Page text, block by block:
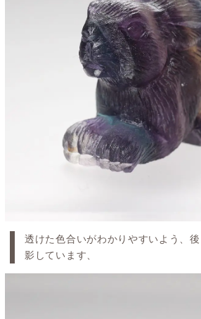
透けた色合いがわかりやすいよう、
影しています、